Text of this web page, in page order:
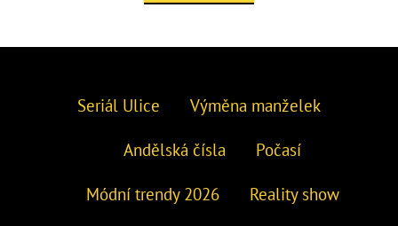
Seriál Ulice Výměna manželek
Andělská čísla Počasí
Módní trendy 2026 Reality show